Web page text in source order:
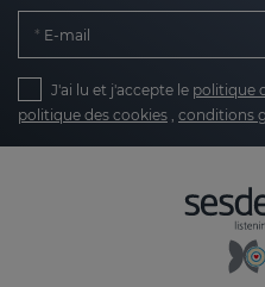
E-mail
J'ai lu et j'accepte le politique
politique des cookies , conditions